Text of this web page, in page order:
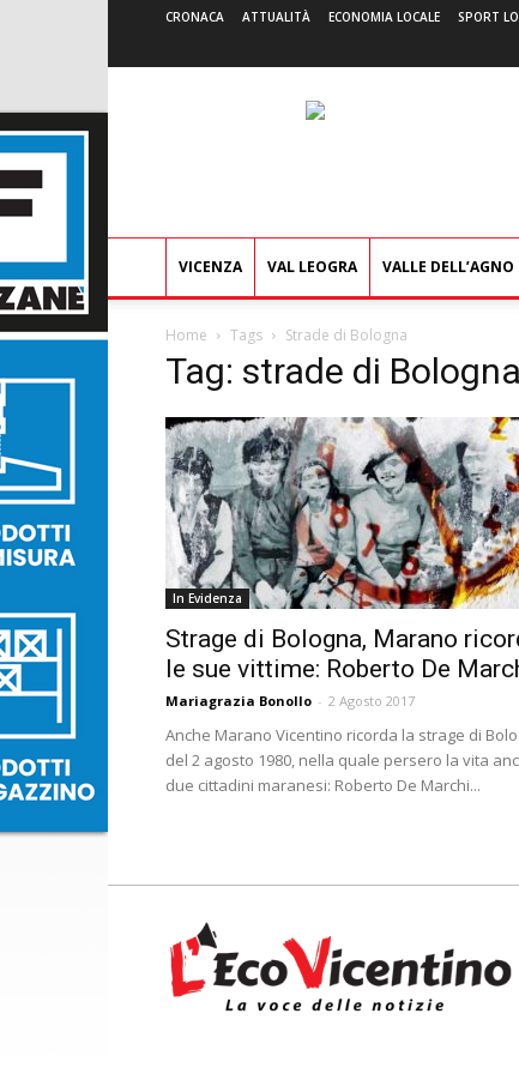
CRONACA ATTUALITÀ ECONOMIA LOCALE SPORT
VICENZA VAL LEOGRA VALLE DELL’AGNO
Home Tags Strade di Bologna
Tag: strade di Bologna
In Evidenza
Strage di Bologna, Marano
le sue vittime: Roberto De
Mariagrazia Bonollo - 2 Agosto 2017
Anche Marano Vicentino ricorda la strage di
del 2 agosto 1980, nella quale persero la vita
due cittadini maranesi: Roberto De Marchi...